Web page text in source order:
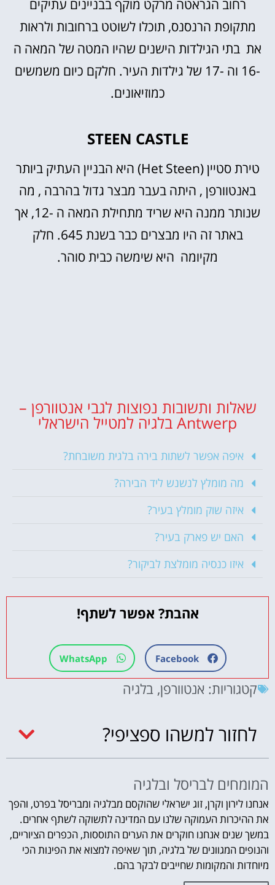
רחוב הגראטה מרקט מוקף בבניינים עתיקים
מתקופת הרנסנס, תוכלו לשוטט ברחובות ולראות
את בתי הגילדות הישנים שהיו המטה של ​​המאה ה
-16 וה -17 של גילדות העיר. חלקם כיום משמשים
כמוזיאונים.
STEEN CASTLE
טירת סטיין (Het Steen) היא הבניין העתיק ביותר
באנטוורפן , היתה בעבר מבצר גדול בהרבה , מה
שנותר ממנה היא שריד מתחילת המאה ה -12, אך
באתר זה היו מבצרים כבר בשנת 645. חלק
מקיומה היא שימשה כבית סוהר.
שאלות ותשובות נפוצות לגבי אנטוורפן –
Antwerp בלגיה למטייל הישראלי
איפה אפשר לשתות בירה בלגית משובחת?
מה מומלץ לנשנש ליד הבירה?
איזה שוק מומלץ בעיר?
האם יש פארק בעיר?
איזו כנסיה מומלצת לביקור?
אהבת? אפשר לשתף!
Facebook
WhatsApp
קטגוריות: אנטוורפן, בלגיה
לחזור למשהו ספציפי?
המומחים לבריסל ובלגיה
אנחנו לירון וקרן, זוג ישראלי שהוקסם מבלגיה ומבריסל בפרט, והפך
את ההיכרות העמוקה שלנו עם המדינה לתשוקה לשתף אחרים.
במשך שנים אנחנו חוקרים את הערים התוססות, הכפרים הציוריים,
והנופים המגוונים של בלגיה, תוך שאיפה למצוא את הפינות הכי
מיוחדות והמקומות שחייבים לבקר בהם.